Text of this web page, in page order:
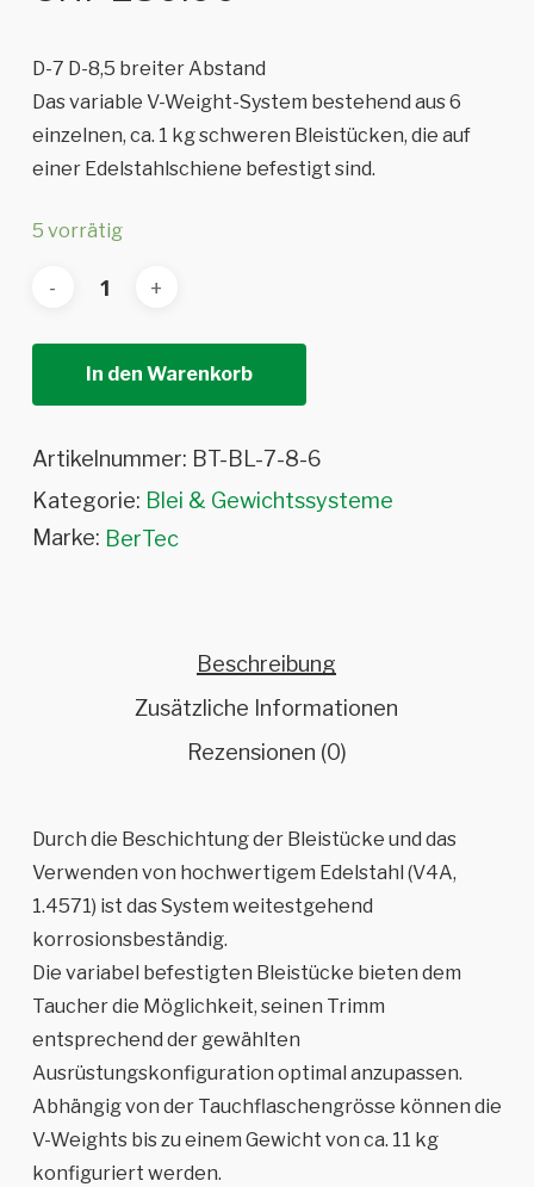
D-7 D-8,5 breiter Abstand
Das variable V-Weight-System bestehend aus 6
einzelnen, ca. 1 kg schweren Bleistücken, die auf
einer Edelstahlschiene befestigt sind.
5 vorrätig
In den Warenkorb
Artikelnummer: BT-BL-7-8-6
Kategorie: Blei & Gewichtssysteme
Marke: BerTec
Beschreibung
Zusätzliche Informationen
Rezensionen (0)
Durch die Beschichtung der Bleistücke und das
Verwenden von hochwertigem Edelstahl (V4A,
1.4571) ist das System weitestgehend
korrosionsbeständig.
Die variabel befestigten Bleistücke bieten dem
Taucher die Möglichkeit, seinen Trimm
entsprechend der gewählten
Ausrüstungskonfiguration optimal anzupassen.
Abhängig von der Tauchflaschengrösse können die
V-Weights bis zu einem Gewicht von ca. 11 kg
konfiguriert werden.